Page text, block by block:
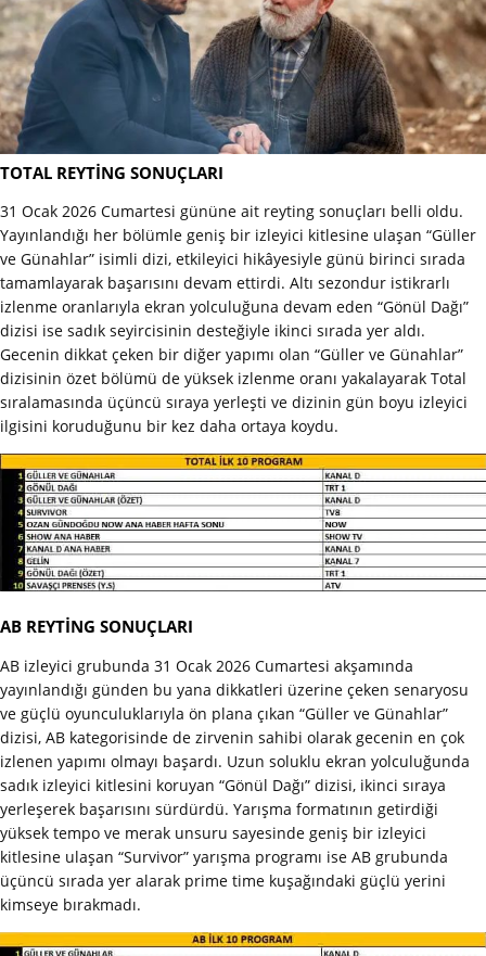
TOTAL REYTİNG SONUÇLARI
31 Ocak 2026 Cumartesi gününe ait reyting sonuçları belli oldu.
Yayınlandığı her bölümle geniş bir izleyici kitlesine ulaşan “Güller
ve Günahlar” isimli dizi, etkileyici hikâyesiyle günü birinci sırada
tamamlayarak başarısını devam ettirdi. Altı sezondur istikrarlı
izlenme oranlarıyla ekran yolculuğuna devam eden “Gönül Dağı”
dizisi ise sadık seyircisinin desteğiyle ikinci sırada yer aldı.
Gecenin dikkat çeken bir diğer yapımı olan “Güller ve Günahlar”
dizisinin özet bölümü de yüksek izlenme oranı yakalayarak Total
sıralamasında üçüncü sıraya yerleşti ve dizinin gün boyu izleyici
ilgisini koruduğunu bir kez daha ortaya koydu.
AB REYTİNG SONUÇLARI
AB izleyici grubunda 31 Ocak 2026 Cumartesi akşamında
yayınlandığı günden bu yana dikkatleri üzerine çeken senaryosu
ve güçlü oyunculuklarıyla ön plana çıkan “Güller ve Günahlar”
dizisi, AB kategorisinde de zirvenin sahibi olarak gecenin en çok
izlenen yapımı olmayı başardı. Uzun soluklu ekran yolculuğunda
sadık izleyici kitlesini koruyan “Gönül Dağı” dizisi, ikinci sıraya
yerleşerek başarısını sürdürdü. Yarışma formatının getirdiği
yüksek tempo ve merak unsuru sayesinde geniş bir izleyici
kitlesine ulaşan “Survivor” yarışma programı ise AB grubunda
üçüncü sırada yer alarak prime time kuşağındaki güçlü yerini
kimseye bırakmadı.